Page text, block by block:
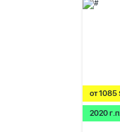
от
2020 г.п.